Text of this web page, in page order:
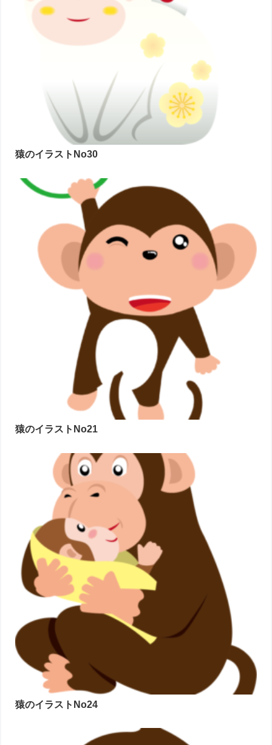
猿のイラストNo30
猿のイラストNo21
猿のイラストNo24